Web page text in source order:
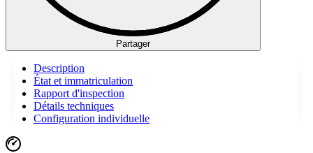
Partager
Description
État et immatriculation
Rapport d'inspection
Détails techniques
Configuration individuelle